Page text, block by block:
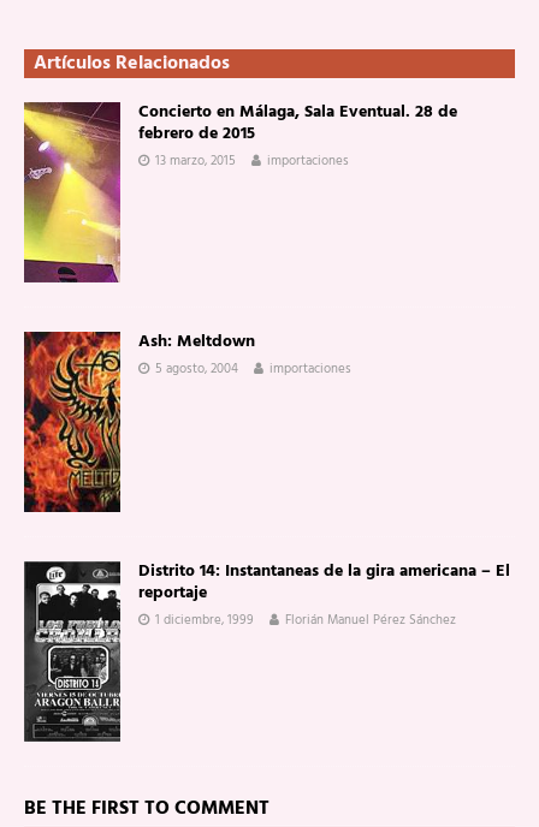
Artículos Relacionados
Concierto en Málaga, Sala Eventual. 28 de
febrero de 2015
13 marzo, 2015 importaciones
Ash: Meltdown
5 agosto, 2004 importaciones
Distrito 14: Instantaneas de la gira americana – El
reportaje
1 diciembre, 1999 Florián Manuel Pérez Sánchez
BE THE FIRST TO COMMENT